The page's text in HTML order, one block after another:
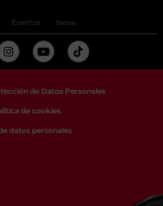
Eventos News
de Datos Personales
de cookies
datos personales